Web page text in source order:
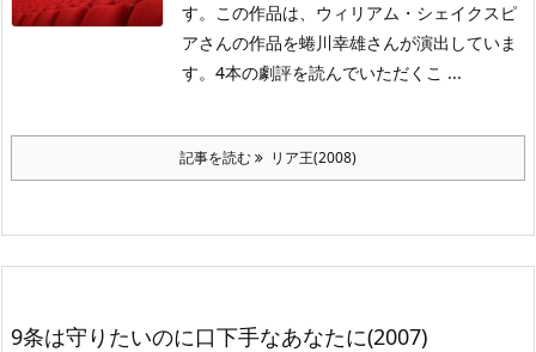
す。この作品は、ウィリアム・シェイクスピ
アさんの作品を蜷川幸雄さんが演出していま
す。4本の劇評を読んでいただくこ ...
記事を読む リア王(2008)
9条は守りたいのに口下手なあなたに(2007)